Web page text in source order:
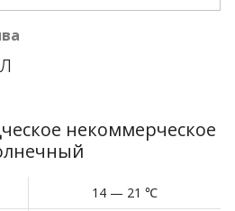
л
некоммерческое
14 — 21 ℃